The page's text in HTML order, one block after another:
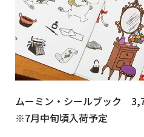
ムーミン・シールブック
※7月中旬頃入荷予定